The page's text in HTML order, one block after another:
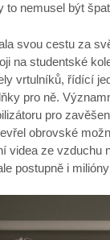
to nemusel být
svou cestu za
na studentské
vrtulníků, řídící
pro ně.
pro
obrovské
videa ze vzduchu
postupně i